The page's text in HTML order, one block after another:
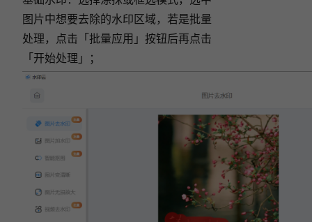
图片中想要去除的水印区域，若是批量
处理，点击「批量应用」按钮后再点击
「开始处理」；